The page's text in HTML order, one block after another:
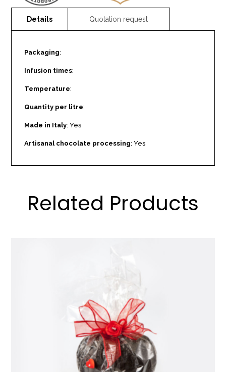
Packaging:
Infusion times:
Temperature:
Quantity per litre:
Made in Italy: Yes
Artisanal chocolate processing: Yes
Related Products